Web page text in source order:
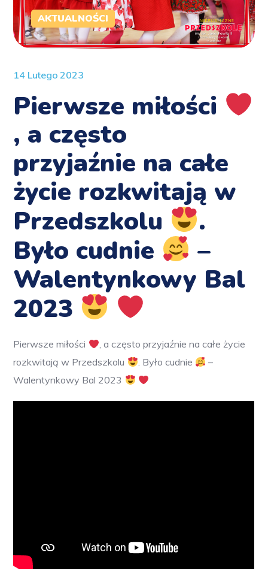
AKTUALNOŚCI
14 Lutego 2023
Pierwsze miłości
, a często
przyjaźnie na całe
życie rozkwitają w
Przedszkolu
.
Było cudnie
–
Walentynkowy Bal
2023
Pierwsze miłości
, a często przyjaźnie na całe życie
rozkwitają w Przedszkolu
. Było cudnie
–
Walentynkowy Bal 2023